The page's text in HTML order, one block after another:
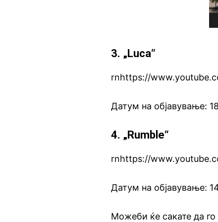
3. „Luca“
rnhttps://
Датум на објавување:
4. „Rumble“
rnhttps://
Датум на објавување:
Можеби ќе сакате да го